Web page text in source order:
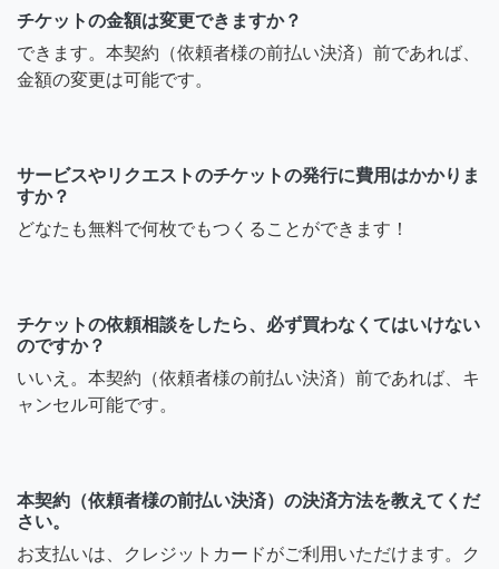
チケットの金額は変更できますか？
できます。本契約（依頼者様の前払い決済）前であれば、
金額の変更は可能です。
サービスやリクエストのチケットの発行に費用はかかりま
すか？
どなたも無料で何枚でもつくることができます！
チケットの依頼相談をしたら、必ず買わなくてはいけない
のですか？
いいえ。本契約（依頼者様の前払い決済）前であれば、キ
ャンセル可能です。
本契約（依頼者様の前払い決済）の決済方法を教えてくだ
さい。
お支払いは、クレジットカードがご利用いただけます。ク